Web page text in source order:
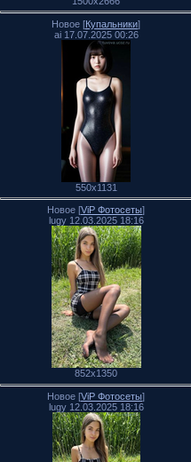
Новое [Купальники]
ai 17.07.2025 00:26
550x1131
Новое [ViP Фотосеты]
lugy 12.03.2025 18:16
852x1350
Новое [ViP Фотосеты]
lugy 12.03.2025 18:16